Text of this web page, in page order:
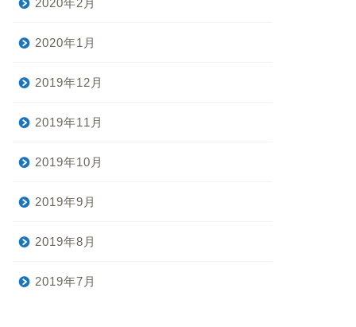
2020年2月
2020年1月
2019年12月
2019年11月
2019年10月
2019年9月
2019年8月
2019年7月